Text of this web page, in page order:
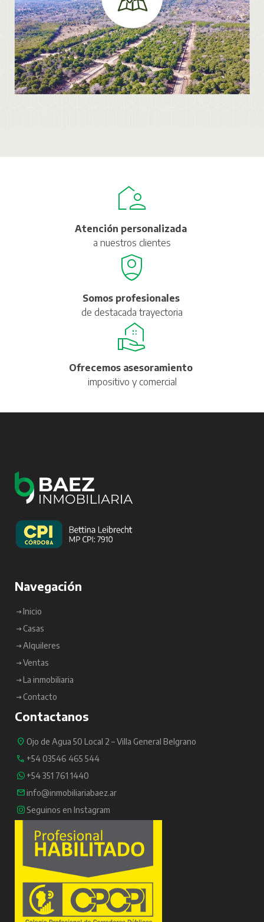
Atención personalizada
a nuestros clientes
Somos profesionales
de destacada trayectoria
Ofrecemos asesoramiento
impositivo y comercial
Navegación
Inicio
Casas
Alquileres
Ventas
La inmobiliaria
Contacto
Contactanos
Ojo de Agua 50 Local 2 – Villa General Belgrano
+54 03546 465 544
+54 351 761 1440
info@inmobiliariabaez.ar
Seguinos en Instagram